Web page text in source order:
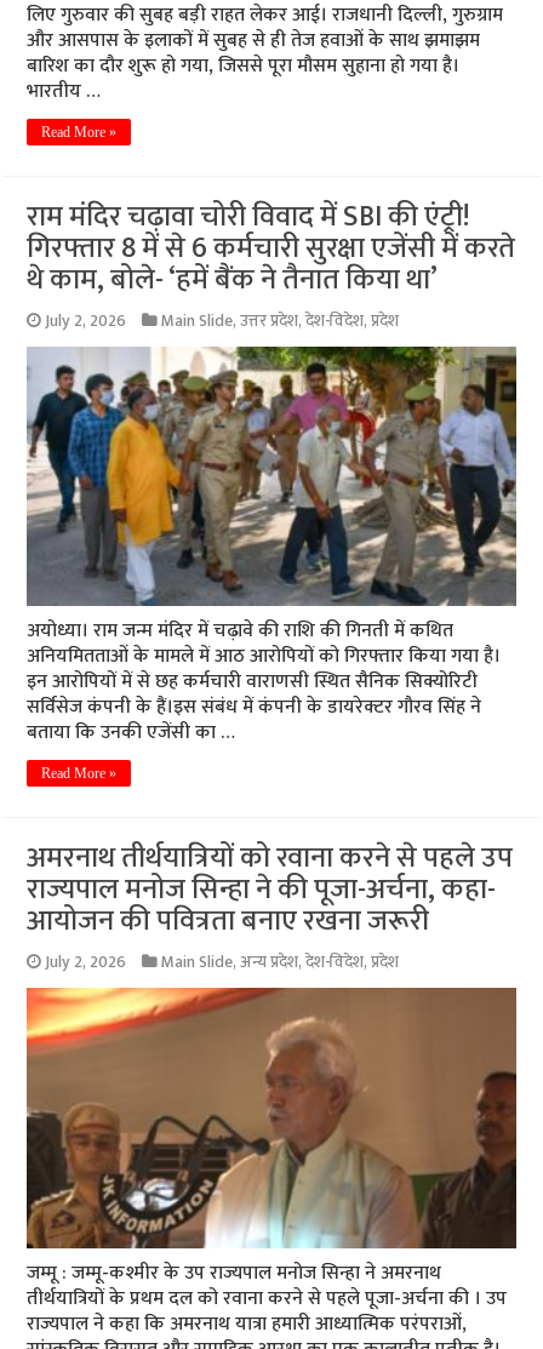
लिए गुरुवार की सुबह बड़ी राहत लेकर आई। राजधानी दिल्ली, गुरुग्राम
और आसपास के इलाकों में सुबह से ही तेज हवाओं के साथ झमाझम
बारिश का दौर शुरू हो गया, जिससे पूरा मौसम सुहाना हो गया है।
भारतीय …
Read More »
राम मंदिर चढ़ावा चोरी विवाद में SBI की एंट्री!
गिरफ्तार 8 में से 6 कर्मचारी सुरक्षा एजेंसी में करते
थे काम, बोले- ‘हमें बैंक ने तैनात किया था’
July 2, 2026 Main Slide,उत्तर प्रदेश,देश-विदेश,प्रदेश
अयोध्या। राम जन्म मंदिर में चढ़ावे की राशि की गिनती में कथित
अनियमितताओं के मामले में आठ आरोपियों को गिरफ्तार किया गया है।
इन आरोपियों में से छह कर्मचारी वाराणसी स्थित सैनिक सिक्योरिटी
सर्विसेज कंपनी के हैं।इस संबंध में कंपनी के डायरेक्टर गौरव सिंह ने
बताया कि उनकी एजेंसी का …
Read More »
अमरनाथ तीर्थयात्रियों को रवाना करने से पहले उप
राज्यपाल मनोज सिन्हा ने की पूजा-अर्चना, कहा-
आयोजन की पवित्रता बनाए रखना जरूरी
July 2, 2026 Main Slide,अन्य प्रदेश,देश-विदेश,प्रदेश
जम्मू : जम्मू-कश्मीर के उप राज्यपाल मनोज सिन्हा ने अमरनाथ
तीर्थयात्रियों के प्रथम दल को रवाना करने से पहले पूजा-अर्चना की । उप
राज्यपाल ने कहा कि अमरनाथ यात्रा हमारी आध्यात्मिक परंपराओं,